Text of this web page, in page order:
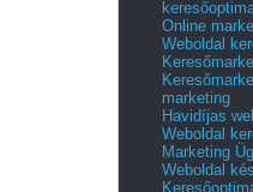
Online
Weboldal
marketing
Havidíjas
Weboldal
Marketing
Weboldal